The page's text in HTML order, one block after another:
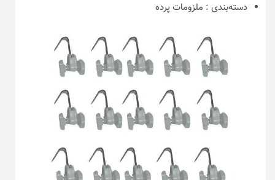
دسته‌بندی : ملزومات پرده